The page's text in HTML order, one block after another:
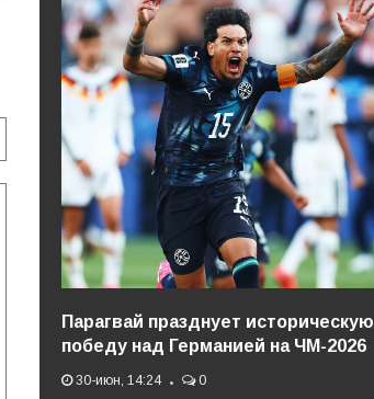
Парагвай празднует историческую
победу над Германией на ЧМ-2026
30-июн, 14:24 0